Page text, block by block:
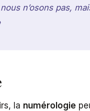
n’osons pas,
la numérologie